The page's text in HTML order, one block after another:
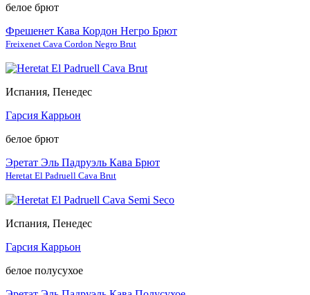
белое брют
Фрешенет Кава Кордон Негро Брют
Freixenet Cava Cordon Negro Brut
Испания, Пенедес
Гарсия Каррьон
белое брют
Эретат Эль Падруэль Кава Брют
Heretat El Padruell Cava Brut
Испания, Пенедес
Гарсия Каррьон
белое полусухое